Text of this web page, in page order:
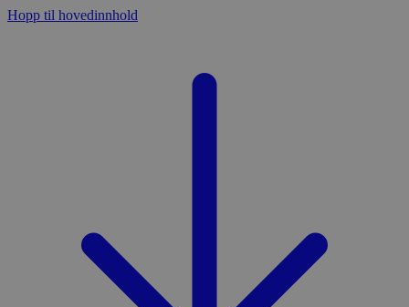
Hopp til hovedinnhold